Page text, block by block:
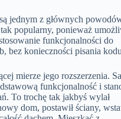
jednym z głównych
popularny, ponieważ
funkcjonalności do
bez konieczności pisania
mierze jego rozszerzenia.
funkcjonalność i
To trochę tak jakbyś wylał
dom, postawił ściany,